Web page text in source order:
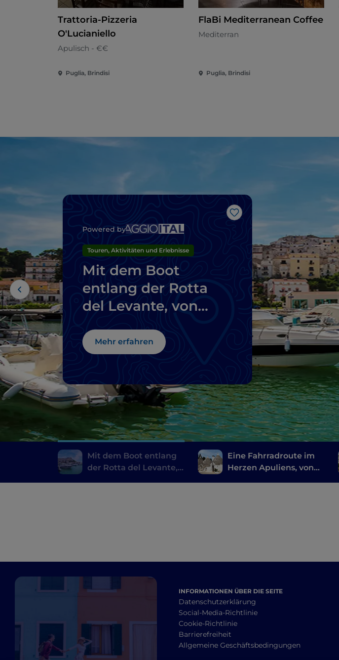
Trattoria-Pizzeria
O'Lucianiello
Apulisch - €€
Puglia, Brindisi
FlaBi Mediterranean Coffee
Mediterran
Puglia, Brindisi
Like
Powered by
Touren, Aktivitäten und Erlebnisse
Mit dem Boot
entlang der Rotta
del Levante, von
Garganico
Mehr erfahren
Mit dem Boot entlang
der Rotta del Levante,
Eine Fahrradroute im
Herzen Apuliens, von
INFORMATIONEN ÜBER DIE SEITE
Datenschutzerklärung
Social-Media-Richtlinie
Cookie-Richtlinie
Barrierefreiheit
Allgemeine Geschäftsbedingungen